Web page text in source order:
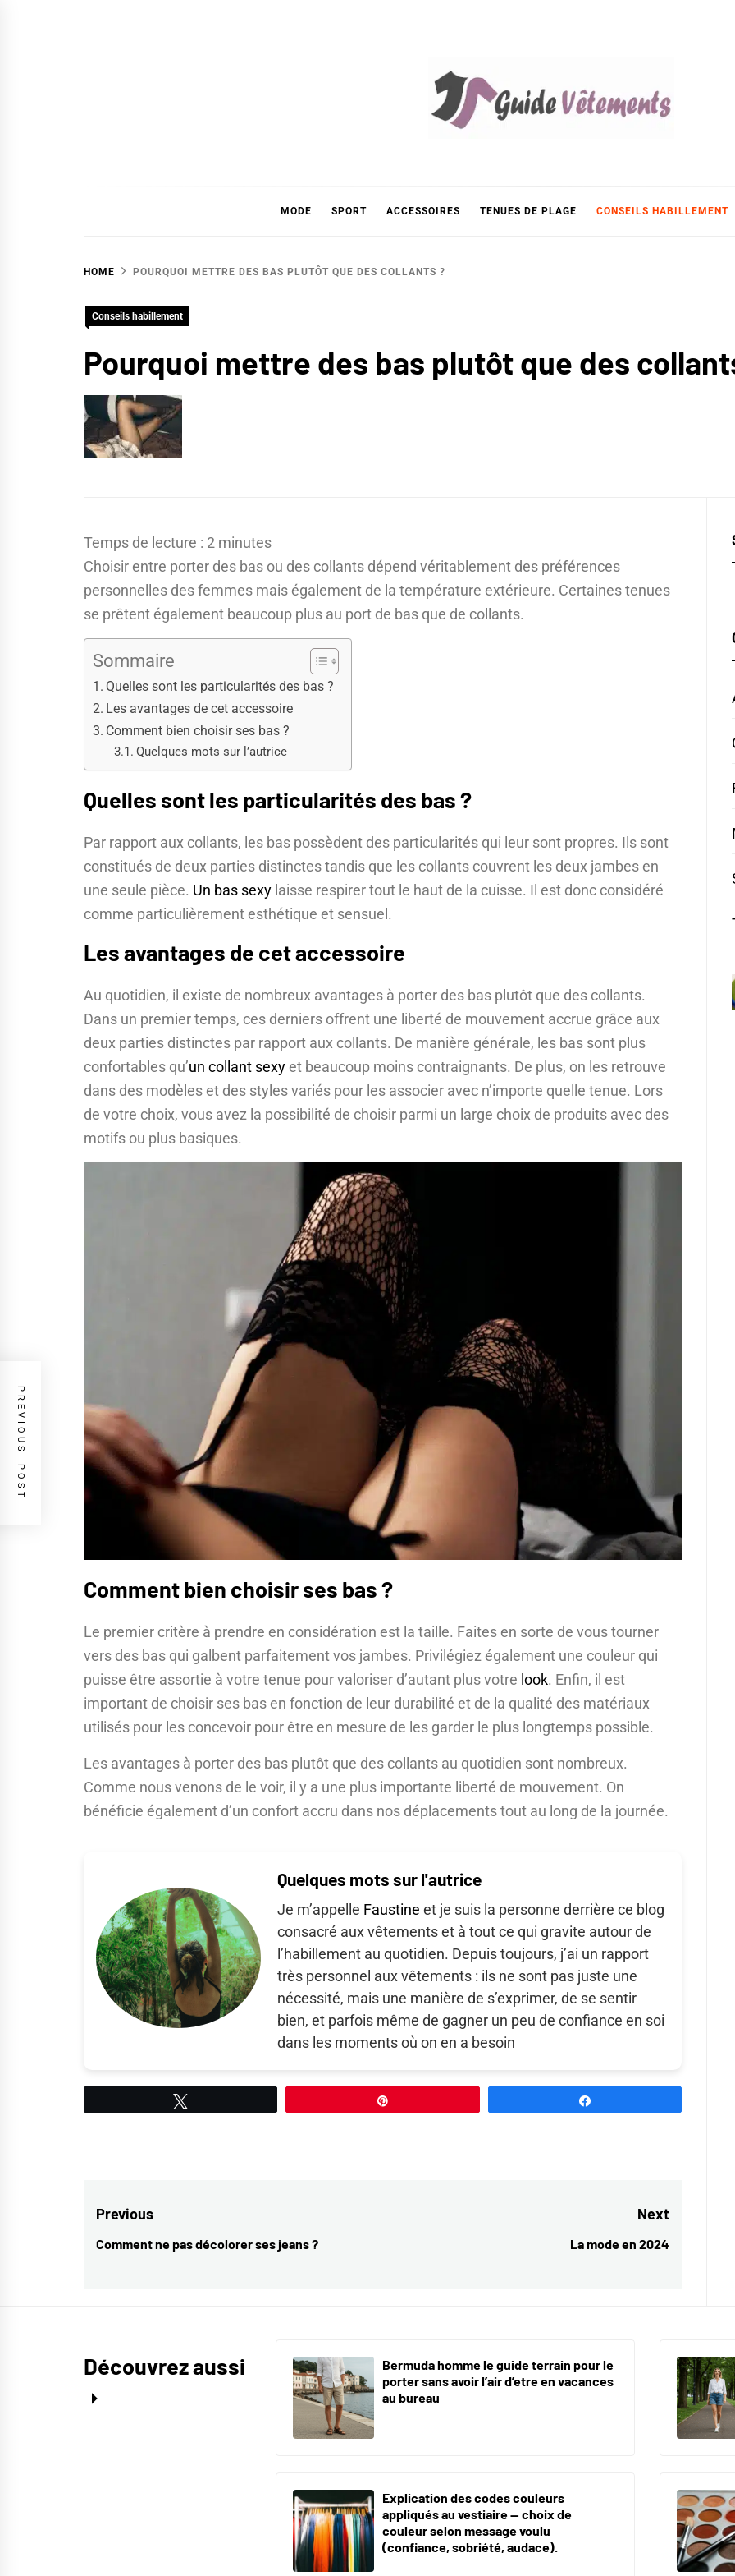
GUIDE
MODE SPORT ACCESSOIRES TENUES DE PLAGE CONSEILS HABILLEMENT
HOME POURQUOI METTRE DES BAS PLUTÔT QUE DES COLLANTS ?
Conseils habillement
Pourquoi mettre des bas plutôt que des
Temps de lecture : 2 minutes
Choisir entre porter des bas ou des collants dépend véritablement des préférences
personnelles des femmes mais également de la température extérieure. Certaines tenues
se prêtent également beaucoup plus au port de bas que de collants.
Sommaire
Quelles sont les particularités des bas ?
Les avantages de cet accessoire
Comment bien choisir ses bas ?
Quelques mots sur l’autrice
Quelles sont les particularités des bas ?
Par rapport aux collants, les bas possèdent des particularités qui leur sont propres. Ils sont
constitués de deux parties distinctes tandis que les collants couvrent les deux jambes en
une seule pièce. Un bas sexy laisse respirer tout le haut de la cuisse. Il est donc considéré
comme particulièrement esthétique et sensuel.
Les avantages de cet accessoire
Au quotidien, il existe de nombreux avantages à porter des bas plutôt que des collants.
Dans un premier temps, ces derniers offrent une liberté de mouvement accrue grâce aux
deux parties distinctes par rapport aux collants. De manière générale, les bas sont plus
confortables qu’un collant sexy et beaucoup moins contraignants. De plus, on les retrouve
dans des modèles et des styles variés pour les associer avec n’importe quelle tenue. Lors
de votre choix, vous avez la possibilité de choisir parmi un large choix de produits avec des
motifs ou plus basiques.
Comment bien choisir ses bas ?
Le premier critère à prendre en considération est la taille. Faites en sorte de vous tourner
vers des bas qui galbent parfaitement vos jambes. Privilégiez également une couleur qui
puisse être assortie à votre tenue pour valoriser d’autant plus votre look. Enfin, il est
important de choisir ses bas en fonction de leur durabilité et de la qualité des matériaux
utilisés pour les concevoir pour être en mesure de les garder le plus longtemps possible.
Les avantages à porter des bas plutôt que des collants au quotidien sont nombreux.
Comme nous venons de le voir, il y a une plus importante liberté de mouvement. On
bénéficie également d’un confort accru dans nos déplacements tout au long de la journée.
Quelques mots sur l'autrice
Je m’appelle Faustine et je suis la personne derrière ce blog
consacré aux vêtements et à tout ce qui gravite autour de
l’habillement au quotidien. Depuis toujours, j’ai un rapport
très personnel aux vêtements : ils ne sont pas juste une
nécessité, mais une manière de s’exprimer, de se sentir
bien, et parfois même de gagner un peu de confiance en soi
dans les moments où on en a besoin
Navigation
de
Previous
Previous
Comment ne pas décolorer ses jeans ?
Next
Next
La mode en 2024
PREVIOUS POST
Découvrez aussi
Bermuda homme le guide terrain pour le
porter sans avoir l’air d’etre en vacances
au bureau
Explication des codes couleurs
appliqués au vestiaire — choix de
couleur selon message voulu
(confiance, sobriété, audace).